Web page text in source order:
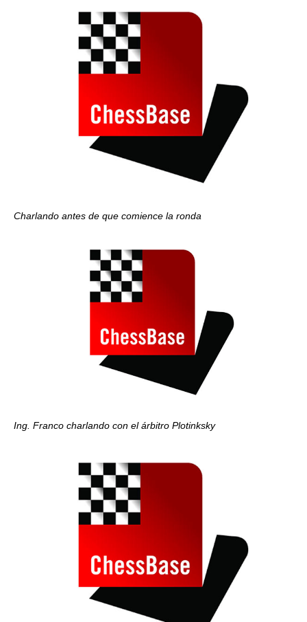
Charlando antes de que comience la ronda
Ing. Franco charlando con el árbitro Plotinksky